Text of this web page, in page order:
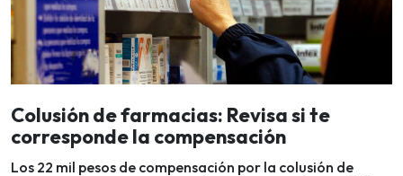
Colusión de farmacias: Revisa si te
corresponde la compensación
Los 22 mil pesos de compensación por la colusión de